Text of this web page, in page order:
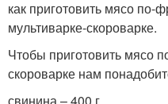
как приготовить мясо по-
мультиварке-скороварке.
Чтобы приготовить мясо
скороварке нам